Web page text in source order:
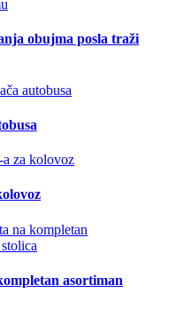
obujma posla traži
asortiman